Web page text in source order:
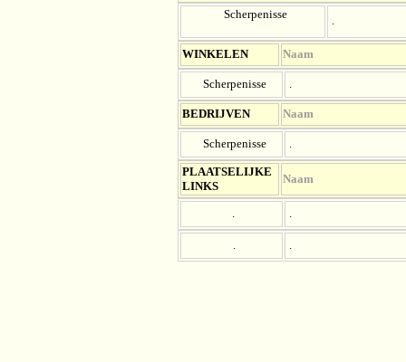
Scherpenisse
.
WINKELEN Naam
Scherpenisse .
BEDRIJVEN Naam
Scherpenisse .
PLAATSELIJKE
LINKS
Naam
. .
. .